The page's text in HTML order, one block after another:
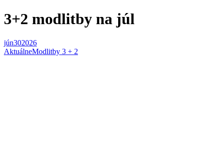
3+2 modlitby na júl
jún302026
AktuálneModlitby 3 + 2